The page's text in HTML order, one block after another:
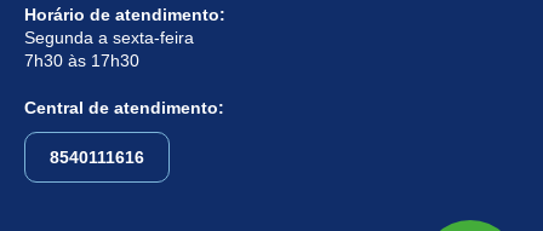
Horário de atendimento:
Segunda a sexta-feira
7h30 às 17h30
Central de atendimento:
8540111616